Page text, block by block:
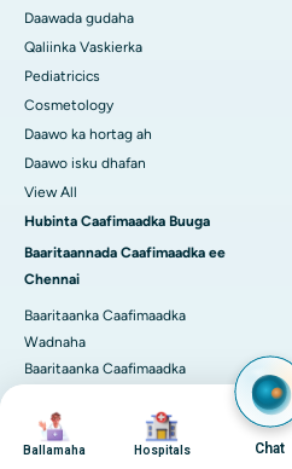
Daawada gudaha
Qaliinka Vaskierka
Pediatricics
Cosmetology
Daawo ka hortag ah
Daawo isku dhafan
View All
Hubinta Caafimaadka Buuga
Baaritaannada Caafimaadka ee
Chennai
Baaritaanka Caafimaadka
Wadnaha
Baaritaanka Caafimaadka
Baaritaanka Caafimaadka
Masterka
Image
Ballamaha
Image
Hospitals Chat